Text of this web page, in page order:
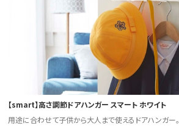
【smart】高さ調節ドアハンガー スマート ホワイト
用途に合わせて子供から大人まで使えるドアハンガー。